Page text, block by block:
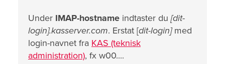
Under IMAP-hostname indtaster du [dit-
login].kasserver.com. Erstat [dit-login]med
login-navnet fra KAS (teknisk
administration), fx w00....